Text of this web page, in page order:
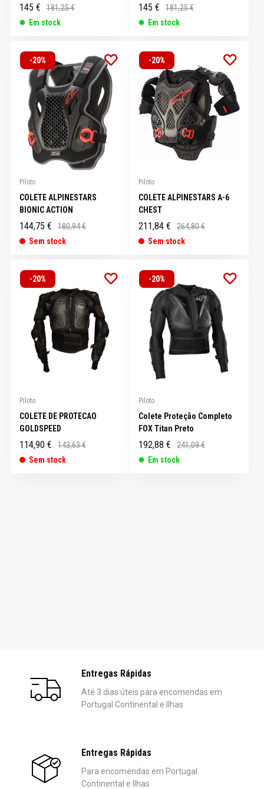
145 €
181,25 €
Em stock
145 €
181,25 €
Em stock
-20%
Piloto
COLETE ALPINESTARS
BIONIC ACTION
144,75 €
180,94 €
Sem stock
-20%
Piloto
COLETE ALPINESTARS A-6
CHEST
211,84 €
264,80 €
Sem stock
-20%
Piloto
COLETE DE PROTECAO
GOLDSPEED
114,90 €
143,63 €
Sem stock
-20%
Piloto
Colete Proteção Completo
FOX Titan Preto
192,88 €
241,09 €
Em stock
Entregas Rápidas
Até 3 dias úteis para encomendas em
Portugal Continental e Ilhas
Entregas Rápidas
Para encomendas em Portugal
Continental e Ilhas